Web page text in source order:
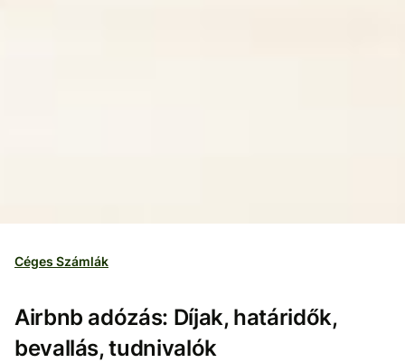
Céges Számlák
Airbnb adózás: Díjak, határidők,
bevallás, tudnivalók